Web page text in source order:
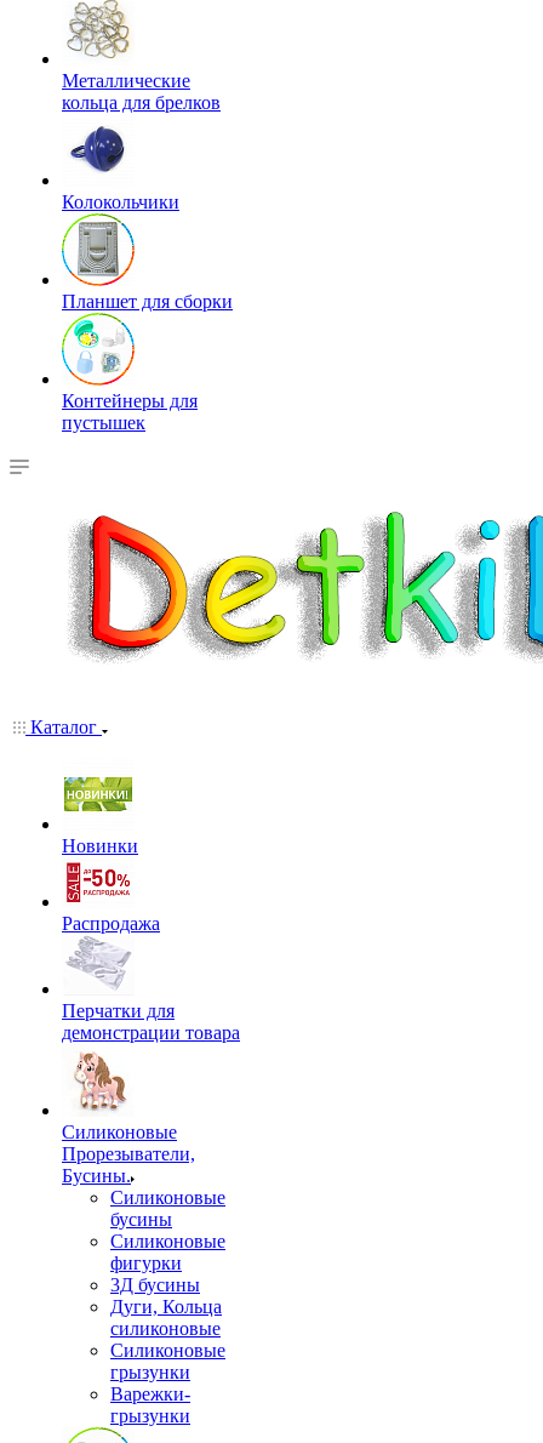
Металлические
кольца для брелков
Колокольчики
Планшет для сборки
Контейнеры для
пустышек
Каталог
Новинки
Распродажа
Перчатки для
демонстрации товара
Силиконовые
Прорезыватели,
Бусины.
Силиконовые
бусины
Силиконовые
фигурки
3Д бусины
Дуги, Кольца
силиконовые
Силиконовые
грызунки
Варежки-
грызунки